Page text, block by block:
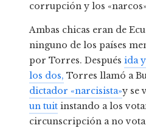
corrupción y los
Ambas chicas eran de
ninguno de los países
por Torres. Después ida
los dos, Torres llamó a
dictador «narcisista»y se
un tuit instando a los
circunscripción a no